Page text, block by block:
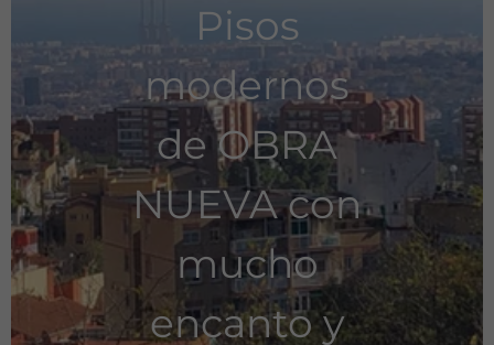
Pisos
modernos
de OBRA
NUEVA con
mucho
encanto y